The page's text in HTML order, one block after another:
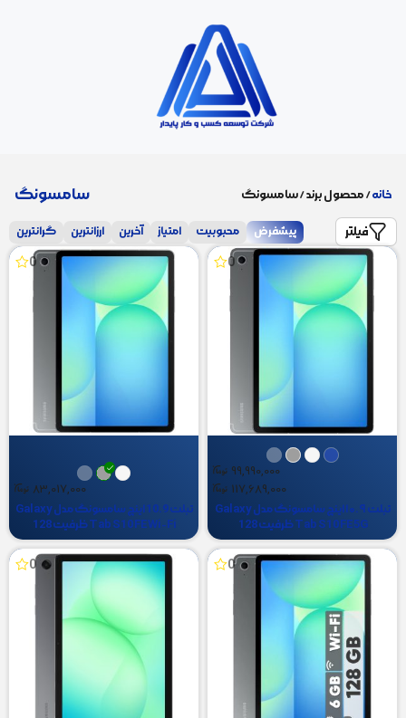
خانه/ محصول برند / سامسونگ سامسونگ
پیشفرض محبوبیت امتیاز آخرین ارزانترین گرانترین فیلتر
0
99,990,000
117,689,000
تبلت ۱۰.۹ اینچ سامسونگ مدل Galaxy
Tab S10 FE 5G ظرفیت 128
گیگابایت و رم 8 گیگابایت
0
83,017,000
تبلت 10.9 اینچ سامسونگ مدل Galaxy
Tab S10 FE Wi-Fi ظرفیت 128
گیگابایت و رم 8 گیگابایت
0
0